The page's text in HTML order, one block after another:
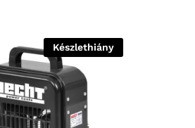
Készlethiány